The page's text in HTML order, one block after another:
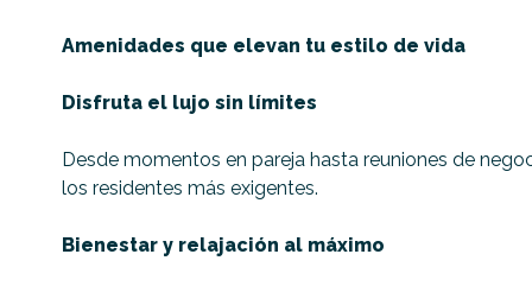
Amenidades que elevan tu estilo de vida
Disfruta el lujo sin límites
Desde momentos en pareja hasta reuniones de
los residentes más exigentes.
Bienestar y relajación al máximo